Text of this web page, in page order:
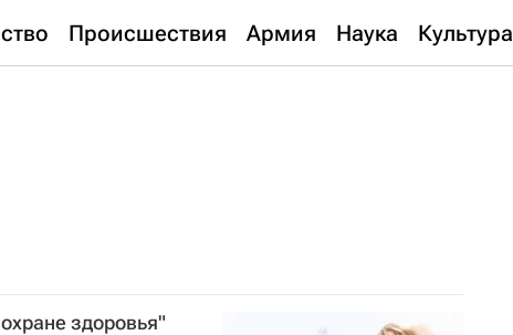
Происшествия Армия Наука Культура
здоровья"